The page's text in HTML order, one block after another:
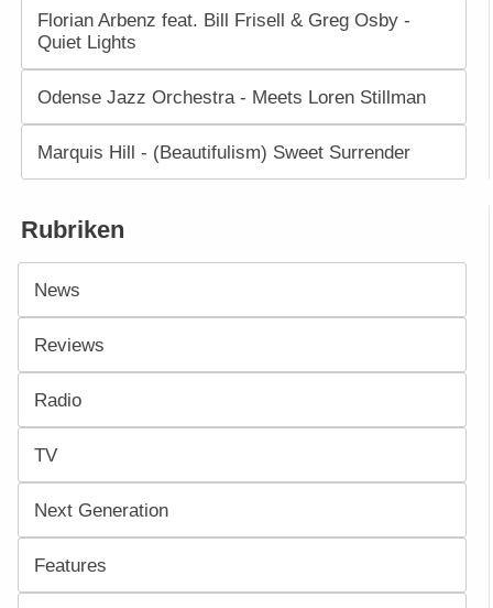
Florian Arbenz feat. Bill Frisell & Greg Osby -
Quiet Lights
Odense Jazz Orchestra - Meets Loren Stillman
Marquis Hill - (Beautifulism) Sweet Surrender
Rubriken
News
Reviews
Radio
TV
Next Generation
Features